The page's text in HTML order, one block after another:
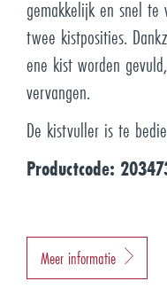
gemakkelijk en snel
twee kistposities.
ene kist worden
vervangen.
De kistvuller is te
Productcode:
Meer informatie